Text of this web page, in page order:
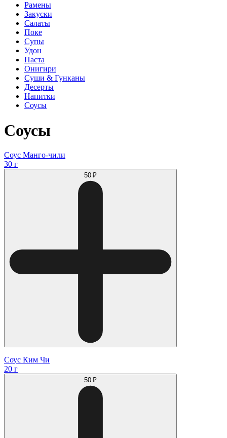
Рамены
Закуски
Салаты
Поке
Супы
Удон
Паста
Онигири
Суши & Гунканы
Десерты
Напитки
Соусы
Соусы
Соус Манго-чили
30 г
50 ₽
Соус Ким Чи
20 г
50 ₽